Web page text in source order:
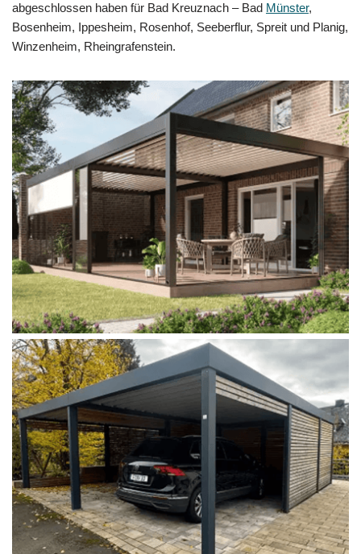
abgeschlossen haben für Bad Kreuznach – Bad Münster,
Bosenheim, Ippesheim, Rosenhof, Seeberflur, Spreit und Planig,
Winzenheim, Rheingrafenstein.